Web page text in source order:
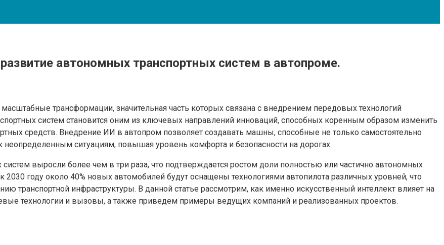
автономных транспортных систем в автопроме.
трансформации, значительная часть которых связана с внедрением передовых технологий
систем становится оним из ключевых направлений инноваций, способных коренным образом изменить
средств. Внедрение ИИ в автопром позволяет создавать машны, способные не только самостоятельно
неопределенным ситуациям, повышая уровень комфорта и безопасности на дорогах.
выросли более чем в три раза, что подтверждается ростом доли полностью или частично автономных
году около 40% новых автомобилей будут оснащены технологиями автопилота различных уровней, что
транспортной инфраструктуры. В данной статье рассмотрим, как именно искусственный интеллект влияет на
технологии и вызовы, а также приведем примеры ведущих компаний и реализованных проектов.